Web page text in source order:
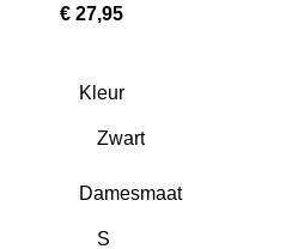
€ 27,95
Kleur
Damesmaat